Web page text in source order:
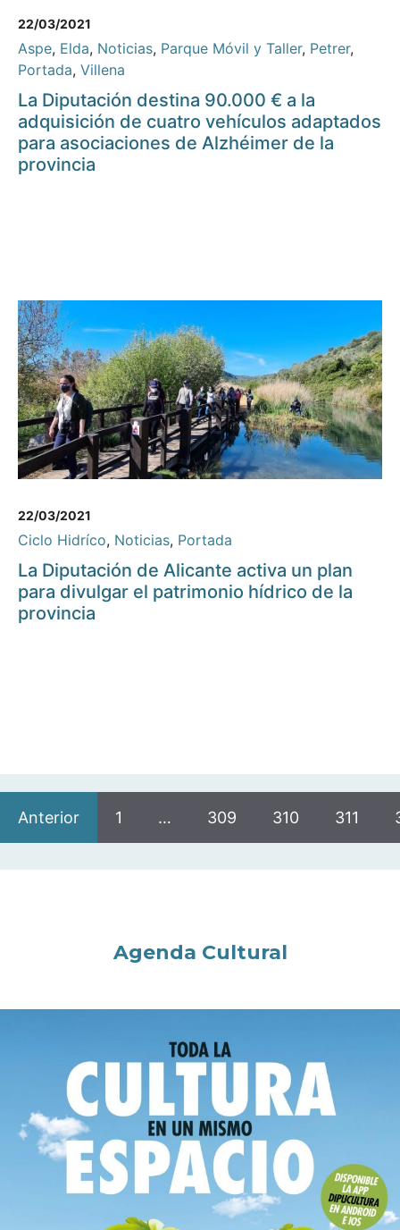
22/03/2021
Aspe, Elda, Noticias, Parque Móvil y Taller, Petrer,
Portada, Villena
La Diputación destina 90.000 € a la
adquisición de cuatro vehículos adaptados
para asociaciones de Alzhéimer de la
provincia
22/03/2021
Ciclo Hidríco, Noticias, Portada
La Diputación de Alicante activa un plan
para divulgar el patrimonio hídrico de la
provincia
Anterior 1 … 309 310 311
Agenda Cultural